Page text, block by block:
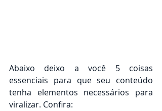
Abaixo deixo a você 5 coisas
essenciais para que seu conteúdo
tenha elementos necessários para
viralizar. Confira: